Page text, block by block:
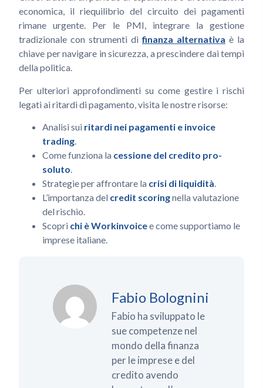
economica, il riequilibrio del circuito dei pagamenti
rimane urgente. Per le PMI, integrare la gestione
tradizionale con strumenti difinanza alternativa è la
chiave per navigare in sicurezza, a prescindere dai tempi
della politica.
Per ulteriori approfondimenti su come gestire i rischi
legati ai ritardi di pagamento, visita le nostre risorse:
Analisi sui ritardi nei pagamenti e invoice
trading.
Come funziona la cessione del credito pro-
soluto.
Strategie per affrontare la crisi di liquidità.
L’importanza del credit scoringnella valutazione
del rischio.
Scopri chi è Workinvoicee come supportiamo le
imprese italiane.
Fabio Bolognini
Fabio ha sviluppato le
sue competenze nel
mondo della finanza
per le imprese e del
credito avendo